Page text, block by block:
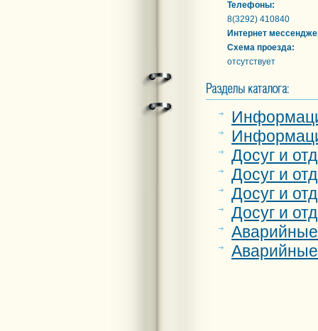
Телефоны:
8(3292) 410840
Интернет
Схема проезда:
отсутствует
Досуг и
Досуг и
Досуг и
Досуг и